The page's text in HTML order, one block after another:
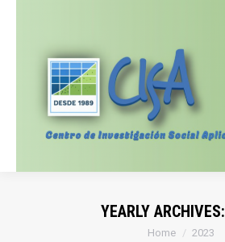
YEARLY ARCHIVES:
You are here:
Home 2023